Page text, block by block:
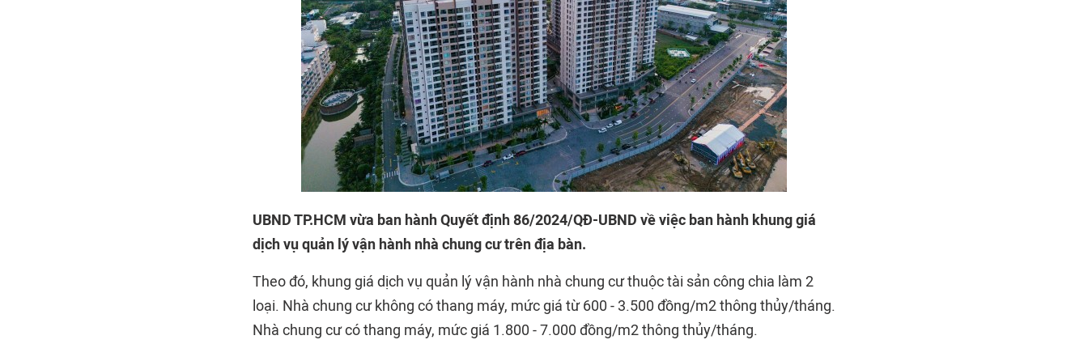
UBND TP.HCM vừa ban hành Quyết định 86/2024/QĐ-UBND về việc ban hành khung giá
dịch vụ quản lý vận hành nhà chung cư trên địa bàn.
Theo đó, khung giá dịch vụ quản lý vận hành nhà chung cư thuộc tài sản công chia làm 2
loại. Nhà chung cư không có thang máy, mức giá từ 600 - 3.500 đồng/m2 thông thủy/tháng.
Nhà chung cư có thang máy, mức giá 1.800 - 7.000 đồng/m2 thông thủy/tháng.